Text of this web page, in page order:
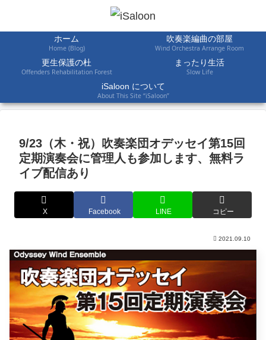
ホーム
Home (Blog)
吹奏楽編曲の部屋
Wind Orchestra Arrange Room
更生保護の杜
Offenders Rehabilitation Forest
まったり生活
Slow Life
iSaloon について
About This Site “iSaloon”
9/23（木・祝）吹奏楽団オデッセイ第15回
定期演奏会に管理人も参加します、無料ラ
イブ配信あり
X Facebook LINE コピー
2021.09.10